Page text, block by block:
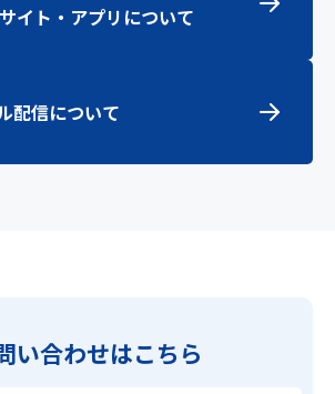
イト・アプリについて
配信について
い合わせはこちら